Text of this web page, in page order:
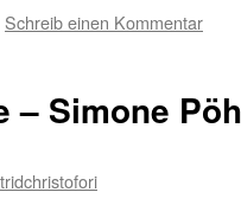
Schreib einen Kommentar
– Simone